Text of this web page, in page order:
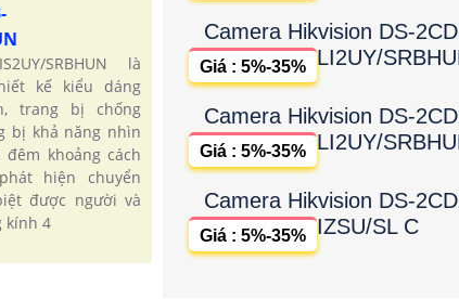
SRBHUN là
kế kiểu dáng
trang bị chống
bị khả năng nhìn
khoảng cách
hiện chuyển
được người và
kính 4
Camera Hikvision DS-
LI2UY/
Giá : 5%-35%
Camera Hikvision DS-
LI2UY/
Giá : 5%-35%
Camera Hikvision DS-
IZSU/SL C
Giá : 5%-35%